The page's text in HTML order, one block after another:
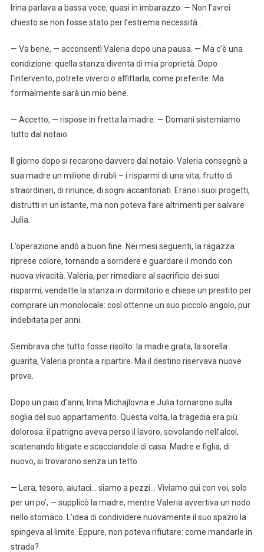
Irina parlava a bassa voce, quasi in imbarazzo. — Non l’avrei
chiesto se non fosse stato per l’estrema necessità…
— Va bene, — acconsentì Valeria dopo una pausa. — Ma c’è una
condizione: quella stanza diventa di mia proprietà. Dopo
l’intervento, potrete viverci o affittarla, come preferite. Ma
formalmente sarà un mio bene.
— Accetto, — rispose in fretta la madre. — Domani sistemiamo
tutto dal notaio.
Il giorno dopo si recarono davvero dal notaio. Valeria consegnò a
sua madre un milione di rubli – i risparmi di una vita, frutto di
straordinari, di rinunce, di sogni accantonati. Erano i suoi progetti,
distrutti in un istante, ma non poteva fare altrimenti per salvare
Julia.
L’operazione andò a buon fine. Nei mesi seguenti, la ragazza
riprese colore, tornando a sorridere e guardare il mondo con
nuova vivacità. Valeria, per rimediare al sacrificio dei suoi
risparmi, vendette la stanza in dormitorio e chiese un prestito per
comprare un monolocale: così ottenne un suo piccolo angolo, pur
indebitata per anni.
Sembrava che tutto fosse risolto: la madre grata, la sorella
guarita, Valeria pronta a ripartire. Ma il destino riservava nuove
prove.
Dopo un paio d’anni, Irina Michajlovna e Julia tornarono sulla
soglia del suo appartamento. Questa volta, la tragedia era più
dolorosa: il patrigno aveva perso il lavoro, scivolando nell’alcol,
scatenando litigate e scacciandole di casa. Madre e figlia, di
nuovo, si trovarono senza un tetto.
— Lera, tesoro, aiutaci… siamo a pezzi… Viviamo qui con voi, solo
per un po’, — supplicò la madre, mentre Valeria avvertiva un nodo
nello stomaco. L’idea di condividere nuovamente il suo spazio la
spingeva al limite. Eppure, non poteva rifiutare: come mandarle in
strada?